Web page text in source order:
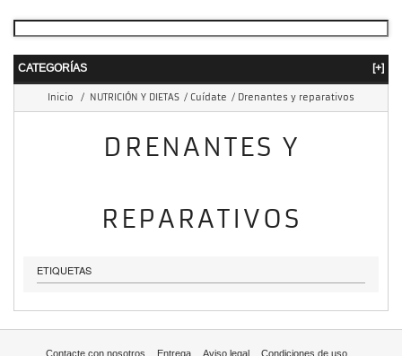
CATEGORÍAS [+]
Inicio / NUTRICIÓN Y DIETAS / Cuídate / Drenantes y reparativos
DRENANTES Y
REPARATIVOS
ETIQUETAS
Contacte con nosotros Entrega Aviso legal
Condiciones de uso